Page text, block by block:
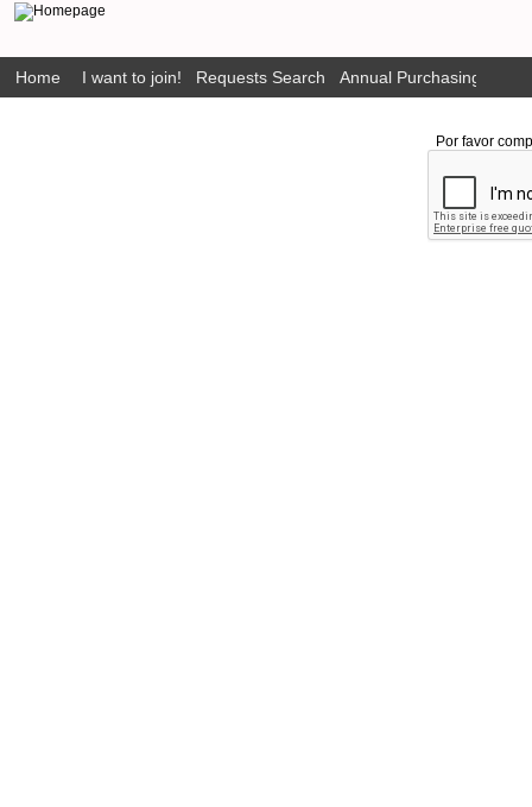
Home I want to join! Requests Search Annual Purchasing Plan
Por favor